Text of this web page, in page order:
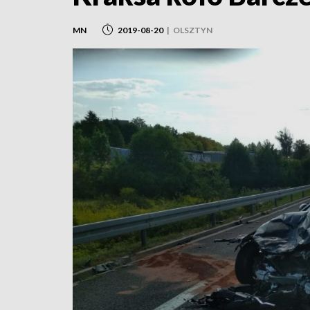
MN 2019-08-20 | OLSZTYN